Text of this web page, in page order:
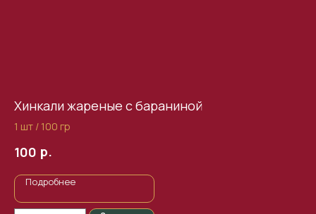
Хинкали жареные с бараниной
1 шт / 100 гр
100 р.
Подробнее